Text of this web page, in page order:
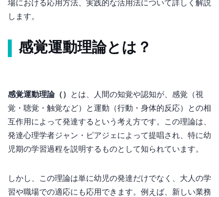
場における応用方法、実践的な活用法について詳しく解説
します。
感覚運動理論とは？
感覚運動理論（Sensorimotor Theory）
とは、人間の知覚や認知が、感覚（視
覚・聴覚・触覚など）と運動（行動・身体的反応）との相
互作用によって発達するという考え方です。この理論は、
発達心理学者ジャン・ピアジェによって提唱され、特に幼
児期の学習過程を説明するものとして知られています。
しかし、この理論は単に幼児の発達だけでなく、大人の学
習や職場での適応にも応用できます。例えば、新しい業務